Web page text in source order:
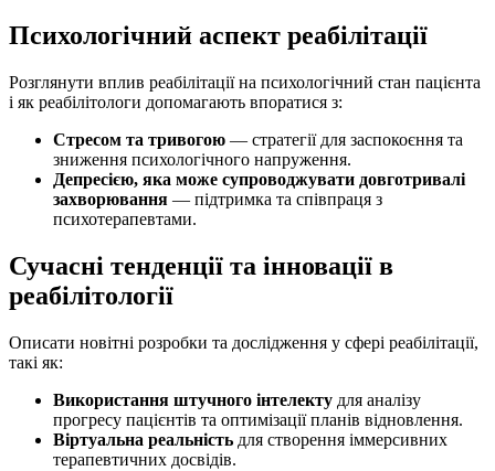
Психологічний аспект реабілітації
Розглянути вплив реабілітації на психологічний стан пацієнта
і як реабілітологи допомагають впоратися з:
Стресом та тривогою — стратегії для заспокоєння та
зниження психологічного напруження.
Депресією, яка може супроводжувати довготривалі
захворювання — підтримка та співпраця з
психотерапевтами.
Сучасні тенденції та інновації в
реабілітології
Описати новітні розробки та дослідження у сфері реабілітації,
такі як:
Використання штучного інтелекту для аналізу
прогресу пацієнтів та оптимізації планів відновлення.
Віртуальна реальність для створення іммерсивних
терапевтичних досвідів.